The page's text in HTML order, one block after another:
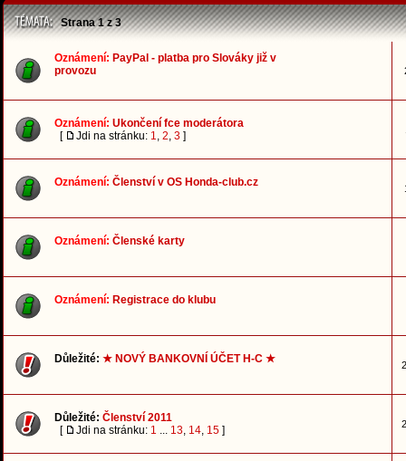
Strana1z3
Oznámení: PayPal - platba pro Slováky již v
provozu
Oznámení: Ukončení fce moderátora
[
Jdi na stránku: 1, 2, 3 ]
Oznámení: Členství v OS Honda-club.cz
Oznámení: Členské karty
Oznámení: Registrace do klubu
Důležité: ★ NOVÝ BANKOVNÍ ÚČET H-C ★
Důležité: Členství 2011
[
Jdi na stránku: 1 ... 13, 14, 15 ]